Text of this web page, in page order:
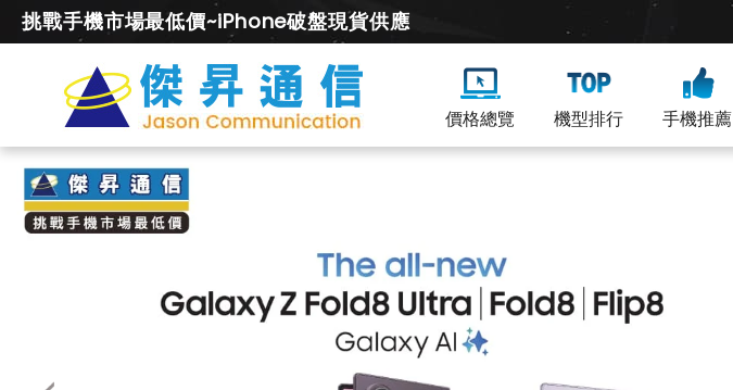
挑戰手機市場最低價~iPhone破盤現貨供應
價格總覽 機型排行 手機推薦